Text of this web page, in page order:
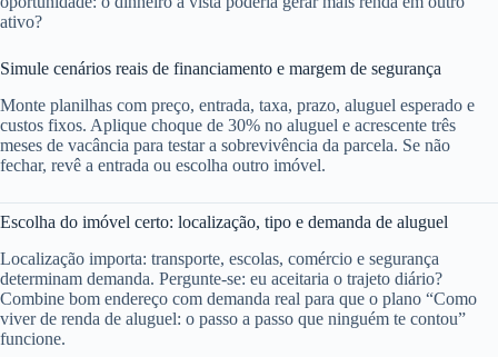
ativo?
Simule cenários reais de financiamento e margem de segurança
Monte planilhas com preço, entrada, taxa, prazo, aluguel esperado e
custos fixos. Aplique choque de 30% no aluguel e acrescente três
meses de vacância para testar a sobrevivência da parcela. Se não
fechar, revê a entrada ou escolha outro imóvel.
Escolha do imóvel certo: localização, tipo e demanda de aluguel
Localização importa: transporte, escolas, comércio e segurança
determinam demanda. Pergunte-se: eu aceitaria o trajeto diário?
Combine bom endereço com demanda real para que o plano “Como
viver de renda de aluguel: o passo a passo que ninguém te contou”
funcione.